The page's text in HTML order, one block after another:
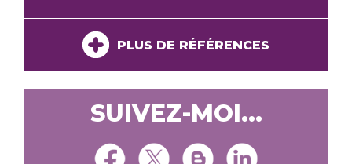
PLUS DE RÉFÉRENCES
SUIVEZ-MOI...